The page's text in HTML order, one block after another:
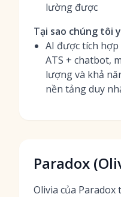
lường được
Tại sao chúng tôi
AI được tích
ATS + chatbot,
lượng và khả
nền tảng duy
Paradox
Olivia của